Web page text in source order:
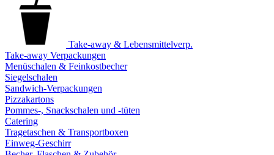
Take-away & Lebensmittelverp.
Take-away Verpackungen
Menüschalen & Feinkostbecher
Siegelschalen
Sandwich-Verpackungen
Pizzakartons
Pommes-, Snackschalen und -tüten
Catering
Tragetaschen & Transportboxen
Einweg-Geschirr